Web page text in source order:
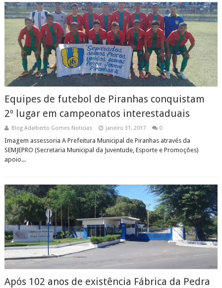
Equipes de futebol de Piranhas conquistam
2º lugar em campeonatos interestaduais
Blog Adalberto Gomes Noticias janeiro 31, 2017 0
Imagem assessoria A Prefeitura Municipal de Piranhas através da
SEMJEPRO (Secretaria Municipal da Juventude, Esporte e Promoções)
apoio...
Após 102 anos de existência Fábrica da Pedra